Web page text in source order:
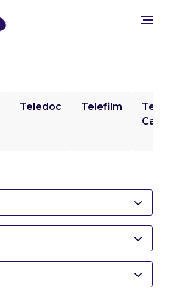
Teledoc Telefilm